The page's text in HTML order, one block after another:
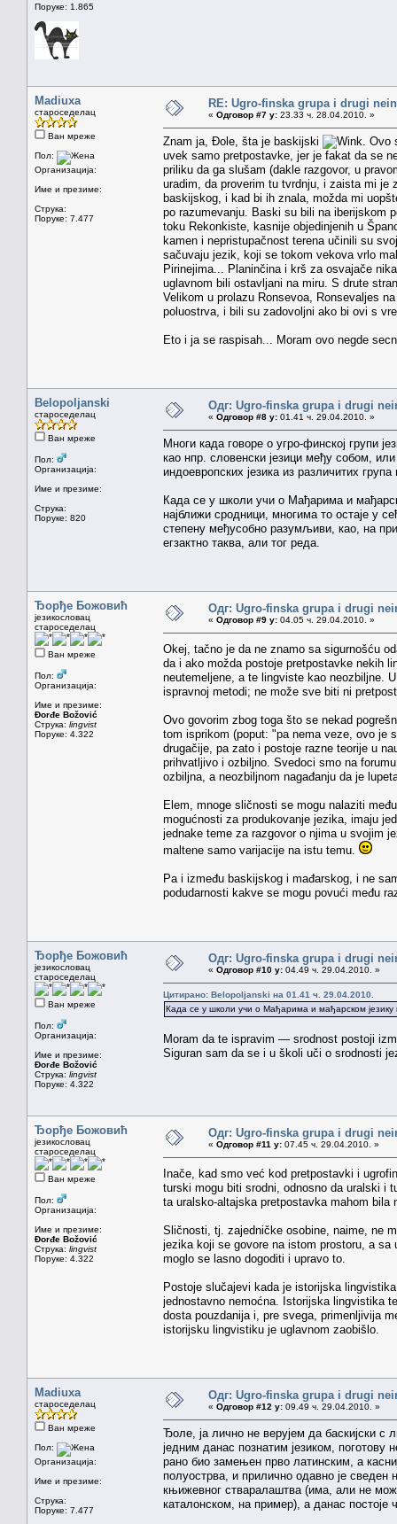
Поруке: 1.865
Madiuxa
староседелац
Ван мреже
Пол:
Организација:
Име и презиме:
Струка:
Поруке: 7.477
RE: Ugro-finska grupa i drugi
« Одговор #7 у: 23.33 ч. 28.04.2010. »
Znam ja, Đole, šta je baskijski
.
uvek samo pretpostavke, jer je fakat da se
priliku da ga slušam (dakle razgovor, u
uradim, da proverim tu tvrdnju, i zaista mi je
baskijskog, i kad bi ih znala, možda mi
po razumevanju. Baski su bili na iberijskom
toku Rekonkiste, kasnije objedinjenih u
kamen i nepristupačnost terena učinili su
sačuvaju jezik, koji se tokom vekova vrlo
Pirinejima... Planinčina i krš za osvajače
uglavnom bili ostavljani na miru. S drute
Velikom u prolazu Ronsevoa, Ronsevaljes
poluostrva, i bili su zadovoljni ako bi ovi s
Eto i ja se raspisah... Moram ovo negde
Belopoljanski
староседелац
Ван мреже
Пол:
Организација:
Име и презиме:
Струка:
Поруке: 820
Одг: Ugro-finska grupa i drugi
« Одговор #8 у: 01.41 ч. 29.04.2010. »
Многи када говоре о угро-финској групи
као нпр. словенски језици међу собом,
индоевропских језика из различитих
Када се у школи учи о Мађарима и
најближи сродници, многима то остаје у
степену међусобно разумљиви, као, на
егзактно таква, али тог реда.
Ђорђе Божовић
језикословац
староседелац
Ван мреже
Пол:
Организација:
Име и презиме:
Đorđe Božović
Струка: lingvist
Поруке: 4.322
Одг: Ugro-finska grupa i drugi
« Одговор #9 у: 04.05 ч. 29.04.2010. »
Okej, tačno je da ne znamo sa sigurnošću
da i ako možda postoje pretpostavke nekih
neutemeljene, a te lingviste kao neozbiljne.
ispravnoj metodi; ne može sve biti ni
Ovo govorim zbog toga što se nekad
tom isprikom (poput: "pa nema veze, ovo je
drugačije, pa zato i postoje razne teorije u
prihvatljivo i ozbiljno. Svedoci smo na
ozbiljna, a neozbiljnom nagađanju da je
Elem, mnoge sličnosti se mogu nalaziti
mogućnosti za produkovanje jezika, imaju
jednake teme za razgovor o njima u svojim
maltene samo varijacije na istu temu.
Pa i između baskijskog i mađarskog, i ne
podudarnosti kakve se mogu povući među
Ђорђе Божовић
језикословац
староседелац
Ван мреже
Пол:
Организација:
Име и презиме:
Đorđe Božović
Струка: lingvist
Поруке: 4.322
Одг: Ugro-finska grupa i drugi
« Одговор #10 у: 04.49 ч. 29.04.2010. »
Цитирано: Belopoljanski на 01.41 ч. 29.04.2010.
Када се у школи учи о Мађарима и мађарском језику
Moram da te ispravim — srodnost postoji
Siguran sam da se i u školi uči o srodnosti
Ђорђе Божовић
језикословац
староседелац
Ван мреже
Пол:
Организација:
Име и презиме:
Đorđe Božović
Струка: lingvist
Поруке: 4.322
Одг: Ugro-finska grupa i drugi
« Одговор #11 у: 07.45 ч. 29.04.2010. »
Inače, kad smo već kod pretpostavki i
turski mogu biti srodni, odnosno da uralski i
ta uralsko-altajska pretpostavka mahom bila
Sličnosti, tj. zajedničke osobine, naime, ne
jezika koji se govore na istom prostoru, a
moglo se lasno dogoditi i upravo to.
Postoje slučajevi kada je istorijska
jednostavno nemoćna. Istorijska lingvistika
dosta pouzdanija i, pre svega, primenljivija
istorijsku lingvistiku je uglavnom zaobišlo.
Madiuxa
староседелац
Ван мреже
Пол:
Организација:
Име и презиме:
Струка:
Поруке: 7.477
Одг: Ugro-finska grupa i drugi
« Одговор #12 у: 09.49 ч. 29.04.2010. »
Ђоле, ја лично не верујем да баскијски с
једним данас познатим језиком, поготову
рано био замењен прво латинским, а
полуострва, и прилично одавно је сведен
књижевног стваралаштва (има, али не
каталонском, на пример), а данас постоје